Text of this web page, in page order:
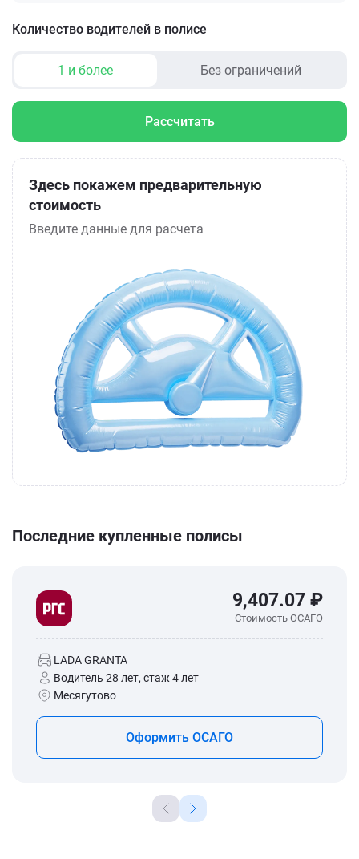
Количество водителей в полисе
1 и более Без ограничений
Рассчитать
Здесь покажем предварительную
стоимость
Введите данные для расчета
Последние купленные полисы
9,407.07 ₽
Стоимость ОСАГО
LADA GRANTA
Водитель 28 лет, стаж 4 лет
Месягутово
Оформить ОСАГО